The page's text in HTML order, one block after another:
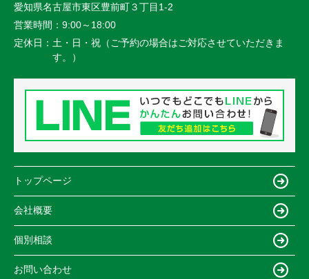
愛知県名古屋市東区豊前町３丁目1-2
営業時間： 9:00～18:00
定休日： 土・日・祝（ご予約の場合はご対応させていただきま
す。）
トップページ
会社概要
個別相談
お問い合わせ